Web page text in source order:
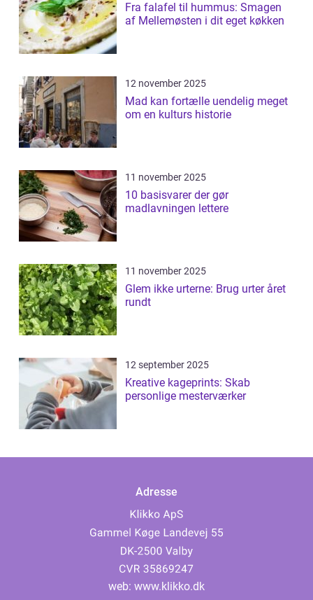
Fra falafel til hummus: Smagen
af Mellemøsten i dit eget køkken
12 november 2025
Mad kan fortælle uendelig meget
om en kulturs historie
11 november 2025
10 basisvarer der gør
madlavningen lettere
11 november 2025
Glem ikke urterne: Brug urter året
rundt
12 september 2025
Kreative kageprints: Skab
personlige mesterværker
Adresse
web: www.klikko.dk